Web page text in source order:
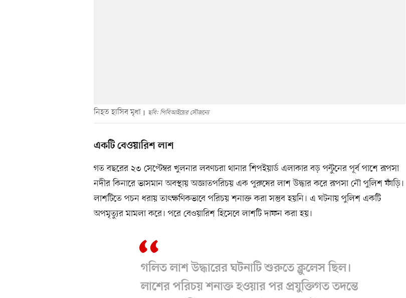
নিহত হাসিব মৃধা ছবি: পিবিআইয়ের সৌজন্যে
একটি বেওয়ারিশ লাশ
গত বছরের ২৩ সেপ্টেম্বর খুলনার লবণচরা থানার শিপইয়ার্ড এলাকার বড় পন্টুনের পূর্ব পাশে রূপসা
নদীর কিনারে ভাসমান অবস্থায় অজ্ঞাতপরিচয় এক পুরুষের লাশ উদ্ধার করে রূপসা নৌ পুলিশ ফাঁড়ি।
লাশটিতে পচন ধরায় তাৎক্ষণিকভাবে পরিচয় শনাক্ত করা সম্ভব হয়নি। এ ঘটনায় পুলিশ একটি
অপমৃত্যুর মামলা করে। পরে বেওয়ারিশ হিসেবে লাশটি দাফন করা হয়।
গলিত লাশ উদ্ধারের ঘটনাটি শুরুতে ক্লুলেস ছিল।
লাশের পরিচয় শনাক্ত হওয়ার পর প্রযুক্তিগত তদন্তে